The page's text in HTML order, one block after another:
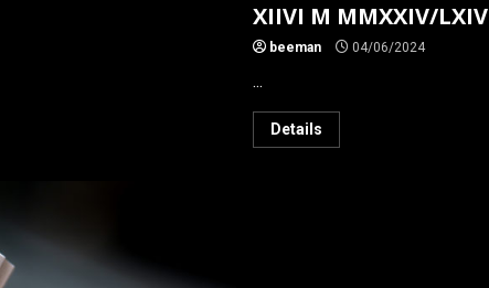
XIIVI M MMXXIV/LXIV
beeman 04/06/2024
...
Details